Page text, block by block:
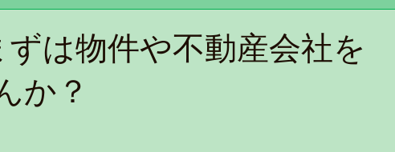
は物件や不動産会社を
か？